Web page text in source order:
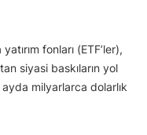
fonları (ETF’ler),
siyasi baskıların yol
milyarlarca dolarlık